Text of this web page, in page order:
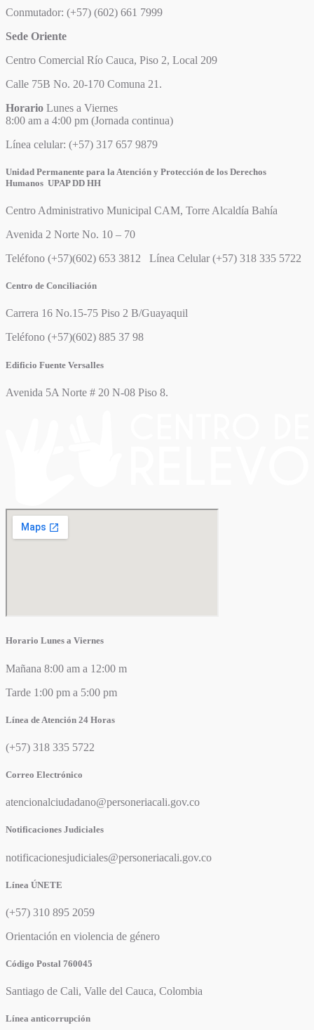
Conmutador: (+57) (602) 661 7999
Sede Oriente
Centro Comercial Río Cauca, Piso 2, Local 209
Calle 75B No. 20-170 Comuna 21.
Horario Lunes a Viernes
8:00 am a 4:00 pm (Jornada continua)
Línea celular: (+57) 317 657 9879
Unidad Permanente para la Atención y Protección de los Derechos
Humanos UPAP DD HH
Centro Administrativo Municipal CAM, Torre Alcaldía Bahía
Avenida 2 Norte No. 10 – 70
Teléfono (+57)(602) 653 3812 Línea Celular (+57) 318 335 5722
Centro de Conciliación
Carrera 16 No.15-75 Piso 2 B/Guayaquil
Teléfono (+57)(602) 885 37 98
Edificio Fuente Versalles
Avenida 5A Norte # 20 N-08 Piso 8.
Horario Lunes a Viernes
Mañana 8:00 am a 12:00 m
Tarde 1:00 pm a 5:00 pm
Línea de Atención 24 Horas
(+57) 318 335 5722
Correo Electrónico
atencionalciudadano@personeriacali.gov.co
Notificaciones Judiciales
notificacionesjudiciales@personeriacali.gov.co
Línea ÚNETE
(+57) 310 895 2059
Orientación en violencia de género
Código Postal 760045
Santiago de Cali, Valle del Cauca, Colombia
Línea anticorrupción